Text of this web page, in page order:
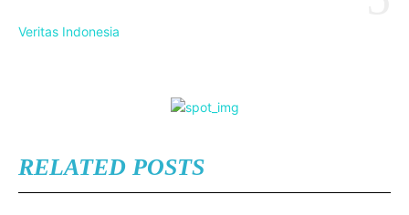
Veritas Indonesia
RELATED POSTS